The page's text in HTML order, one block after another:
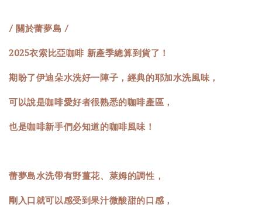
/ 關於蕾夢島 /
2025衣索比亞咖啡 新產季總算到貨了！
期盼了伊迪朵水洗好一陣子，經典的耶加水洗風味，
可以說是咖啡愛好者很熟悉的咖啡產區，
也是咖啡新手們必知道的咖啡風味！
蕾夢島水洗帶有野薑花、萊姆的調性，
剛入口就可以感受到果汁微酸甜的口感，